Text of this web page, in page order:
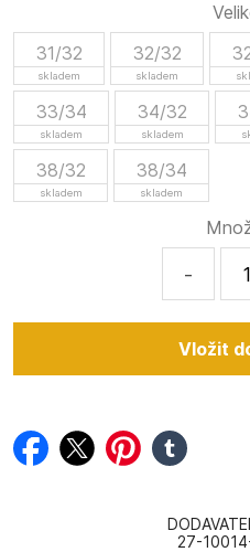
31/32
skladem
32/32
skladem
33/34
skladem
34/32
skladem
38/32
skladem
38/34
skladem
-
facebook
twitterpinterest
tumblr
27-